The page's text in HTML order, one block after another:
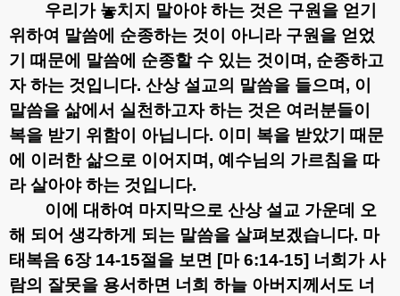
우리가 놓치지 말아야 하는 것은 구원을 얻기
위하여 말씀에 순종하는 것이 아니라 구원을 얻었
기 때문에 말씀에 순종할 수 있는 것이며 , 순종하고
자 하는 것입니다. 산상 설교의 말씀을 들으며 , 이
말씀을 삶에서 실천하고자 하는 것은 여러분들이
복을 받기 위함이 아닙니다. 이미 복을 받았기 때문
에 이러한 삶으로 이어지며 , 예수님의 가르침을 따
라 살아야 하는 것입니다.
이에 대하여 마지막으로 산상 설교 가운데 오
해 되어 생각하게 되는 말씀을 살펴보겠습니다. 마
태복음 6장 14-15절을 보면 [마6:14-15] 너희가 사
람의 잘못을 용서하면 너희 하늘 아버지께서도 너